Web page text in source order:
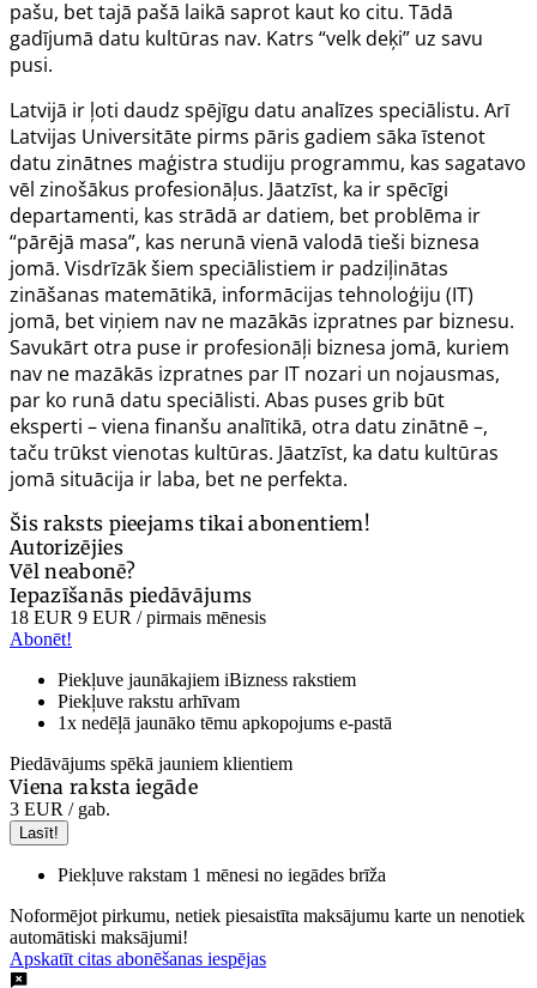
pašu, bet tajā pašā laikā saprot kaut ko citu. Tādā
gadījumā datu kultūras nav. Katrs “velk deķi” uz savu
pusi.
Latvijā ir ļoti daudz spējīgu datu analīzes speciālistu. Arī
Latvijas Universitāte pirms pāris gadiem sāka īstenot
datu zinātnes maģistra studiju programmu, kas sagatavo
vēl zinošākus profesionāļus. Jāatzīst, ka ir spēcīgi
departamenti, kas strādā ar datiem, bet problēma ir
“pārējā masa”, kas nerunā vienā valodā tieši biznesa
jomā. Visdrīzāk šiem speciālistiem ir padziļinātas
zināšanas matemātikā, informācijas tehnoloģiju (IT)
jomā, bet viņiem nav ne mazākās izpratnes par biznesu.
Savukārt otra puse ir profesionāļi biznesa jomā, kuriem
nav ne mazākās izpratnes par IT nozari un nojausmas,
par ko runā datu speciālisti. Abas puses grib būt
eksperti – viena finanšu analītikā, otra datu zinātnē –,
taču trūkst vienotas kultūras. Jāatzīst, ka datu kultūras
jomā situācija ir laba, bet ne perfekta.
Šis raksts pieejams tikai abonentiem!
Autorizējies
Vēl neabonē?
Iepazīšanās piedāvājums
18 EUR 9 EUR / pirmais mēnesis
Abonēt!
Piekļuve jaunākajiem iBizness rakstiem
Piekļuve rakstu arhīvam
1x nedēļā jaunāko tēmu apkopojums e-pastā
Piedāvājums spēkā jauniem klientiem
Viena raksta iegāde
3 EUR / gab.
Lasīt!
Piekļuve rakstam 1 mēnesi no iegādes brīža
Noformējot pirkumu, netiek piesaistīta maksājumu karte un nenotiek
automātiski maksājumi!
Apskatīt citas abonēšanas iespējas